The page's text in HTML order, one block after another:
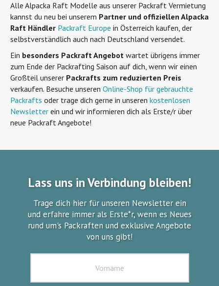
Alle Alpacka Raft Modelle aus unserer Packraft Vermietung
kannst du neu bei unserem Partner und offiziellen Alpacka
Raft Händler Packraft Europe in Österreich kaufen, der
selbstverständlich auch nach Deutschland versendet.
Ein besonders Packraft Angebot wartet übrigens immer
zum Ende der Packrafting Saison auf dich, wenn wir einen
Großteil unserer Packrafts zum reduzierten Preis
verkaufen. Besuche unseren Online-Shop für gebrauchte
Packrafts oder trage dich gerne in unseren kostenlosen
Newsletter ein und wir informieren dich als Erste/r über
neue Packraft Angebote!
Lass uns in Verbindung bleiben!
Trage dich hier für unseren Newsletter ein
und erfahre immer als Erste*r, wenn es Neues
rund um's Packraften und exklusive Angebote
von uns gibt!